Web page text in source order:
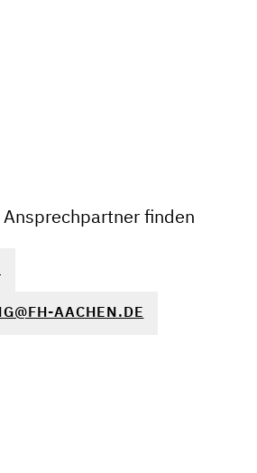
finden
AACHEN.DE